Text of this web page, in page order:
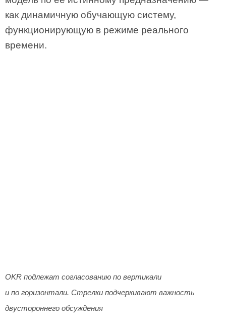
как динамичную обучающую систему,
функционирующую в режиме реального
времени.
OKR подлежат согласованию по вертикали
и по горизонтали. Стрелки подчеркивают важность
двустороннего обсуждения